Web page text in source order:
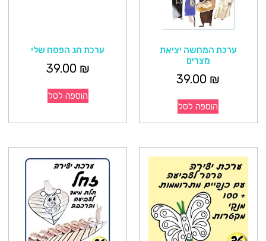
ערכת המחשה יציאת
מצרים
39.00 ₪
הוספה לסל
ערכת חג הפסח שלי
39.00 ₪
הוספה לסל